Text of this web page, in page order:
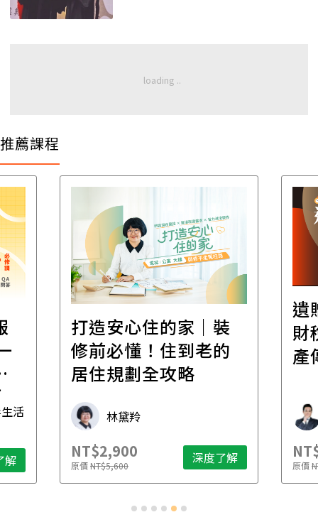
推薦課程
活
解
打造安心住的家｜裝
修前必懂！住到老的
居住規劃全攻略
林黛羚
NT$2,900
原價NT$5,600 深度了解
遺
財
產
原價